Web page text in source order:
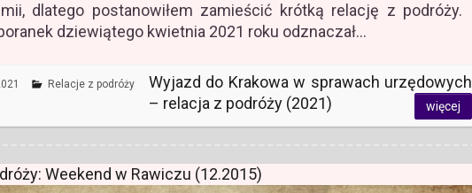
dlatego postanowiłem zamieścić krótką relację z podróży.
dziewiątego kwietnia 2021 roku odznaczał…
Relacje z podróży
Wyjazd do Krakowa w sprawach urzędowych
– relacja z podróży (2021)
więcej
Weekend w Rawiczu (12.2015)